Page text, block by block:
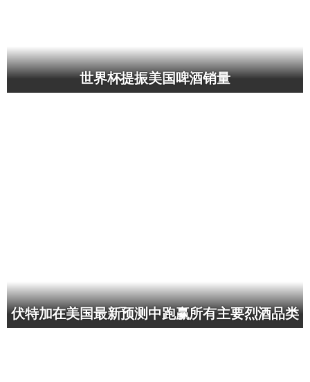
世界杯提振美国啤酒销量
伏特加在美国最新预测中跑赢所有主要烈酒品类